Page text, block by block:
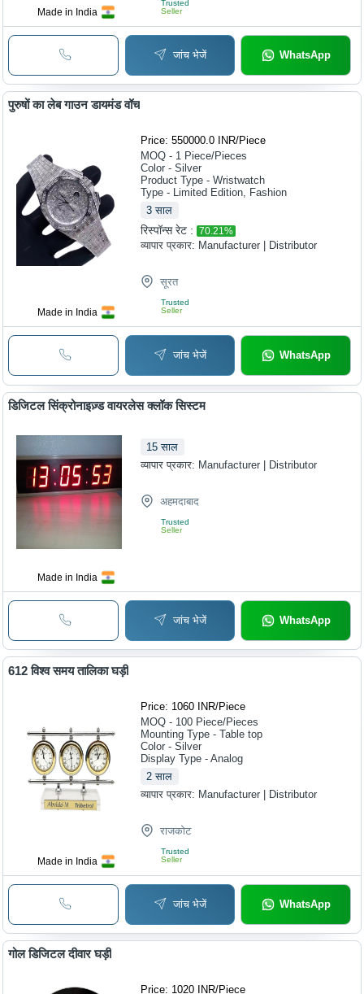
Made in India
Trusted
Seller
जांच भेजें WhatsApp
Made in India
पुरुषों का लेब गाउन डायमंड वॉच
Price: 550000.0 INR/Piece
MOQ - 1 Piece/Pieces
Color - Silver
Product Type - Wristwatch
Type - Limited Edition, Fashion
3 साल
रिस्पॉन्स रेट : 70.21%
व्यापार प्रकार: Manufacturer | Distributor
सूरत
Trusted
Seller
जांच भेजें WhatsApp
Made in India
डिजिटल सिंक्रोनाइज़्ड वायरलेस क्लॉक सिस्टम
15 साल
व्यापार प्रकार: Manufacturer | Distributor
अहमदाबाद
Trusted
Seller
जांच भेजें WhatsApp
Made in India
612 विश्व समय तालिका घड़ी
Price: 1060 INR/Piece
MOQ - 100 Piece/Pieces
Mounting Type - Table top
Color - Silver
Display Type - Analog
2 साल
व्यापार प्रकार: Manufacturer | Distributor
राजकोट
Trusted
Seller
जांच भेजें WhatsApp
गोल डिजिटल दीवार घड़ी
Price: 1020 INR/Piece